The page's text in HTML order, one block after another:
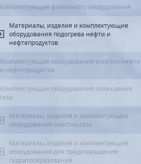
Комплектующие факельного оборудования
Материалы, изделия и комплектующие
оборудования подогрева нефти и
нефтепродуктов
Комплектующие оборудования очистки нефти
и нефтепродуктов
Комплектующие оборудования охлаждения
газа
Материалы, изделия и комплектующие
оборудования очистки газа
Материалы, изделия и комплектующие
оборудования для предотвращения
гидратообразования